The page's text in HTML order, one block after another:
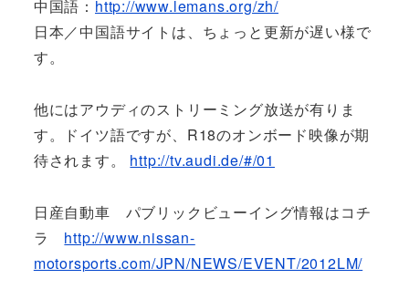
中国語： http://www.lemans.org/zh/
日本／中国語サイトは、ちょっと更新が遅い様で
す。
他にはアウディのストリーミング放送が有りま
す。ドイツ語ですが、R18のオンボード映像が期
待されます。 http://tv.audi.de/#/01
日産自動車 パブリックビューイング情報はコチ
ラ http://www.nissan-
motorsports.com/JPN/NEWS/EVENT/2012LM/